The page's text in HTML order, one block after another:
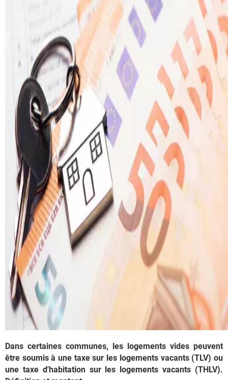
Dans certaines communes, les logements vides peuvent
être soumis à une taxe sur les logements vacants (TLV) ou
une taxe d'habitation sur les logements vacants (THLV).